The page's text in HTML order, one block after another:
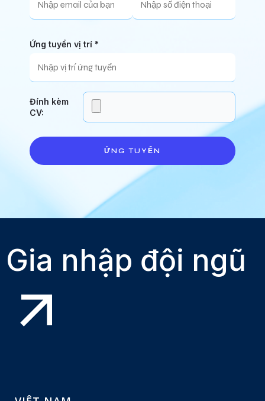
Ứng tuyển vị trí *
Đính kèm
CV:
ỨNG TUYỂN
Gia nhập đội ngũ